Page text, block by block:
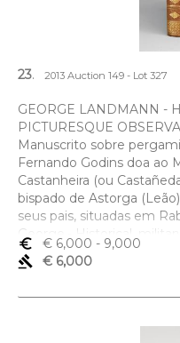
23. 2013 Auction 149 - Lot 327
GEORGE LANDMANN -
PICTURESQUE
Manuscrito sobre
Fernando Godins doa ao
Castanheira (ou
bispado de Astorga
seus pais, situadas em
George.- Historical,
on Portugal, illustrated by
including authentic plans
euro_symbol € 6,000 - 9,000
gavel
€ 6,000